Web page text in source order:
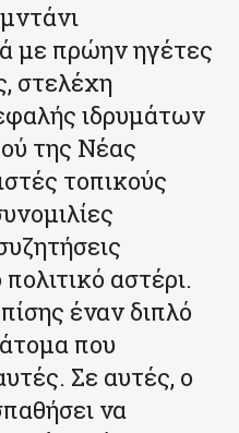
με πρώην ηγέτες
στελέχη
ιδρυμάτων
της Νέας
τοπικούς
αστέρι.
έναν διπλό
που
Σε αυτές, ο
να